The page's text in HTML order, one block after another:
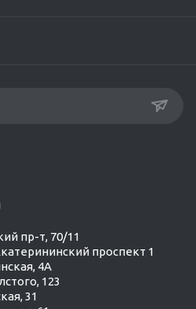
пр-т, 70/11
проспект 1
4А
123
31